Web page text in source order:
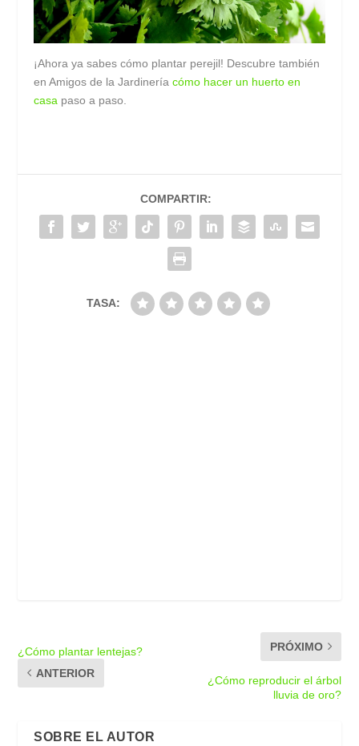
¡Ahora ya sabes cómo plantar perejil! Descubre también
en Amigos de la Jardineríacómo hacer un huerto en
casa paso a paso.
COMPARTIR:
TASA:
¿Cómo plantar lentejas?
ANTERIOR
PRÓXIMO
¿Cómo reproducir el árbol
lluvia de oro?
SOBRE EL AUTOR